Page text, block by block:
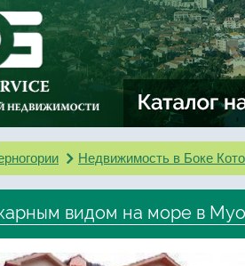
Недвижимость в Боке
видом на море в Муо